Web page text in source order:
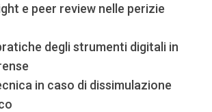
e peer review nelle perizie
degli strumenti digitali in
in caso di dissimulazione